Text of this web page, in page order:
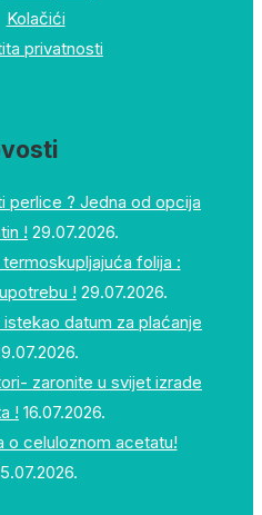
Kolačići
privatnosti
perlice ? Jedna od opcija
! 29.07.2026.
folija :
! 29.07.2026.
datum za plaćanje
zaronite u svijet izrade
! 16.07.2026.
o celuloznom acetatu!